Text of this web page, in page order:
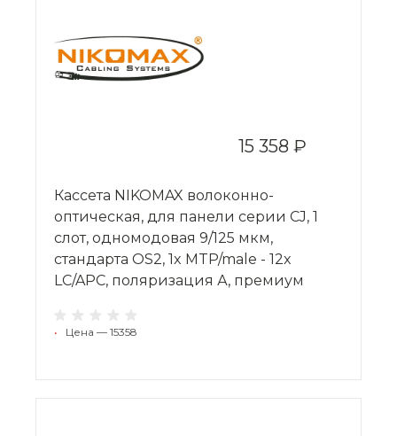
15 358 ₽
Кассета NIKOMAX волоконно-
оптическая, для панели серии CJ, 1
слот, одномодовая 9/125 мкм,
стандарта OS2, 1x MTP/male - 12x
LC/APC, поляризация А, премиум
• Цена — 15358